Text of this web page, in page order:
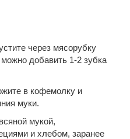
через мясорубку
добавить 1-2 зубка
в кофемолку и
муки.
мукой,
и хлебом, заранее